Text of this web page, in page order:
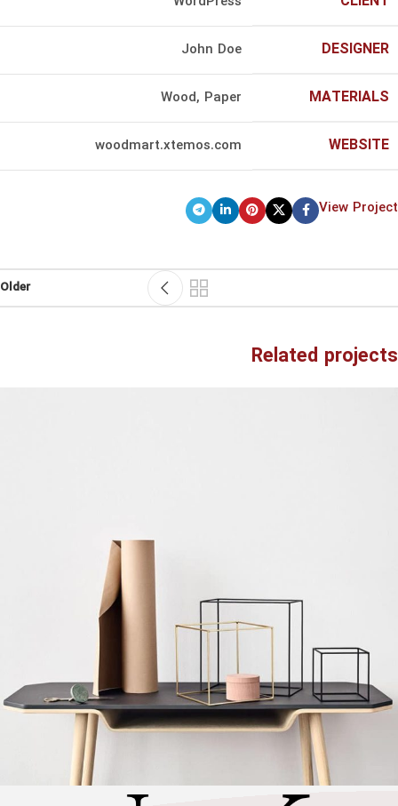
DESIGNER
John Doe
MATERIALS
Wood, Paper
WEBSITE
woodmart.xtemos.com
View Project
Older
Related projects